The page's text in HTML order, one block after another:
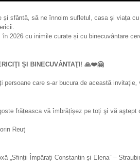
și sfântă, să ne înnoim sufletul, casa și viața
în 2026 cu inimile curate și cu binecuvântare
ŞI BINECUVÂNTAŢI! 🙏❤️🤗
persoane care s-ar bucura de această
frățeasca vă îmbrățișez pe toți şi vă aştept
Reuț
„Sfinții Împărați Constantin și Elena” –